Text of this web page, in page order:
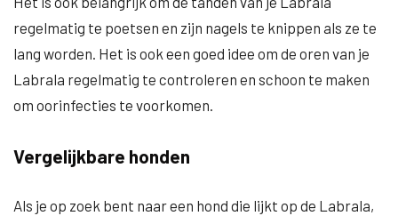
regelmatig te poetsen en zijn nagels te knippen als ze te
lang worden. Het is ook een goed idee om de oren van je
Labrala regelmatig te controleren en schoon te maken
om oorinfecties te voorkomen.
Vergelijkbare honden
Als je op zoek bent naar een hond die lijkt op de Labrala,